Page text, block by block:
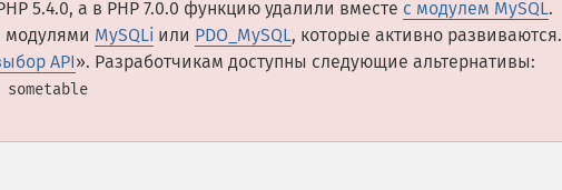
5.4.0, а в PHP 7.0.0 функцию удалили вместе с модулем MySQL.
модулями MySQLi или PDO_MySQL, которые активно развиваются.
API». Разработчикам доступны следующие альтернативы:
sometable